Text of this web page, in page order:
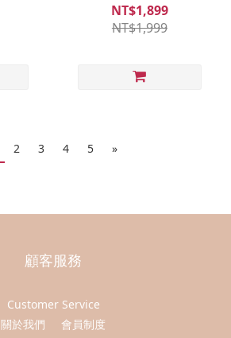
NT$1,899
NT$1,999
2 3 4 5 »
顧客服務
Customer Service
關於我們
會員制度